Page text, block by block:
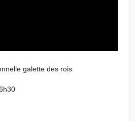
galette des rois